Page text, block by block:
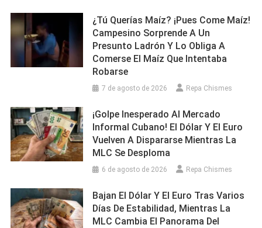
¿Tú Querías Maíz? ¡Pues Come Maíz!
Campesino Sorprende A Un
Presunto Ladrón Y Lo Obliga A
Comerse El Maíz Que Intentaba
Robarse
7 de agosto de 2026 Repa Chismes
¡Golpe Inesperado Al Mercado
Informal Cubano! El Dólar Y El Euro
Vuelven A Dispararse Mientras La
MLC Se Desploma
6 de agosto de 2026 Repa Chismes
Bajan El Dólar Y El Euro Tras Varios
Días De Estabilidad, Mientras La
MLC Cambia El Panorama Del